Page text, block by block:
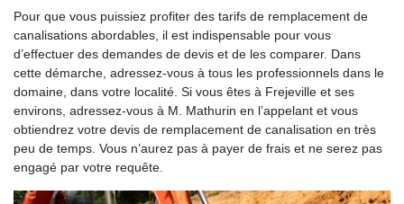
Pour que vous puissiez profiter des tarifs de remplacement de
canalisations abordables, il est indispensable pour vous
d’effectuer des demandes de devis et de les comparer. Dans
cette démarche, adressez-vous à tous les professionnels dans le
domaine, dans votre localité. Si vous êtes à Frejeville et ses
environs, adressez-vous à M. Mathurin en l’appelant et vous
obtiendrez votre devis de remplacement de canalisation en très
peu de temps. Vous n’aurez pas à payer de frais et ne serez pas
engagé par votre requête.